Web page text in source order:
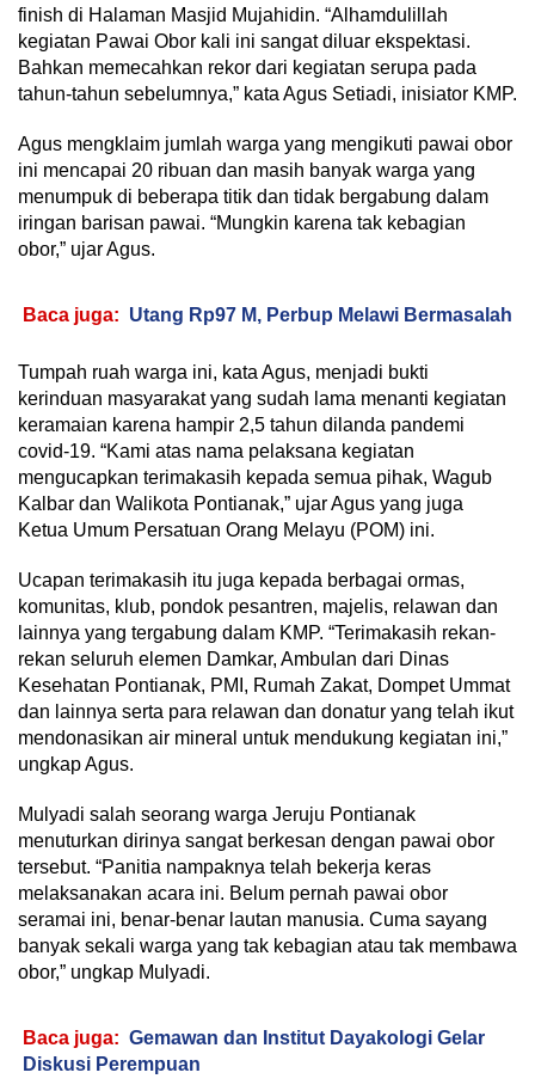
finish di Halaman Masjid Mujahidin. “Alhamdulillah
kegiatan Pawai Obor kali ini sangat diluar ekspektasi.
Bahkan memecahkan rekor dari kegiatan serupa pada
tahun-tahun sebelumnya,” kata Agus Setiadi, inisiator KMP.
Agus mengklaim jumlah warga yang mengikuti pawai obor
ini mencapai 20 ribuan dan masih banyak warga yang
menumpuk di beberapa titik dan tidak bergabung dalam
iringan barisan pawai. “Mungkin karena tak kebagian
obor,” ujar Agus.
Baca juga: Utang Rp97 M, Perbup Melawi Bermasalah
Tumpah ruah warga ini, kata Agus, menjadi bukti
kerinduan masyarakat yang sudah lama menanti kegiatan
keramaian karena hampir 2,5 tahun dilanda pandemi
covid-19. “Kami atas nama pelaksana kegiatan
mengucapkan terimakasih kepada semua pihak, Wagub
Kalbar dan Walikota Pontianak,” ujar Agus yang juga
Ketua Umum Persatuan Orang Melayu (POM) ini.
Ucapan terimakasih itu juga kepada berbagai ormas,
komunitas, klub, pondok pesantren, majelis, relawan dan
lainnya yang tergabung dalam KMP. “Terimakasih rekan-
rekan seluruh elemen Damkar, Ambulan dari Dinas
Kesehatan Pontianak, PMI, Rumah Zakat, Dompet Ummat
dan lainnya serta para relawan dan donatur yang telah ikut
mendonasikan air mineral untuk mendukung kegiatan ini,”
ungkap Agus.
Mulyadi salah seorang warga Jeruju Pontianak
menuturkan dirinya sangat berkesan dengan pawai obor
tersebut. “Panitia nampaknya telah bekerja keras
melaksanakan acara ini. Belum pernah pawai obor
seramai ini, benar-benar lautan manusia. Cuma sayang
banyak sekali warga yang tak kebagian atau tak membawa
obor,” ungkap Mulyadi.
Baca juga: Gemawan dan Institut Dayakologi Gelar
Diskusi Perempuan